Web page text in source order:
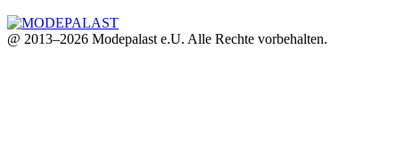
@ 2013–2026 Modepalast e.U. Alle Rechte vorbehalten.